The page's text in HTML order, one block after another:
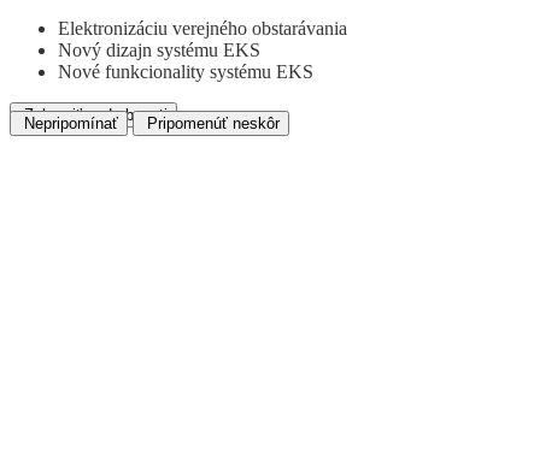
Elektronizáciu verejného obstarávania
Nový dizajn systému EKS
Nové funkcionality systému EKS
Zobraziť podrobnosti
Nepripomínať Pripomenúť neskôr